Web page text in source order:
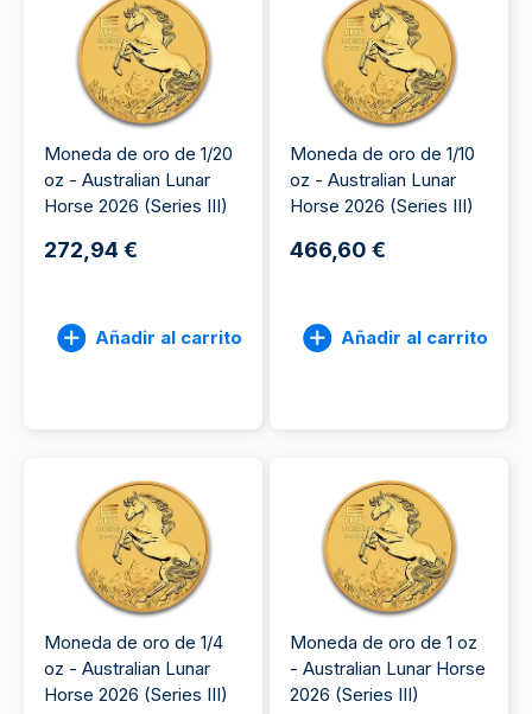
Moneda de oro de 1/20
oz - Australian Lunar
Horse 2026 (Series III)
272,94 €
Añadir al carrito
Moneda de oro de 1/10
oz - Australian Lunar
Horse 2026 (Series III)
466,60 €
Añadir al carrito
Moneda de oro de 1/4
oz - Australian Lunar
Horse 2026 (Series III)
Moneda de oro de 1 oz
- Australian Lunar Horse
2026 (Series III)